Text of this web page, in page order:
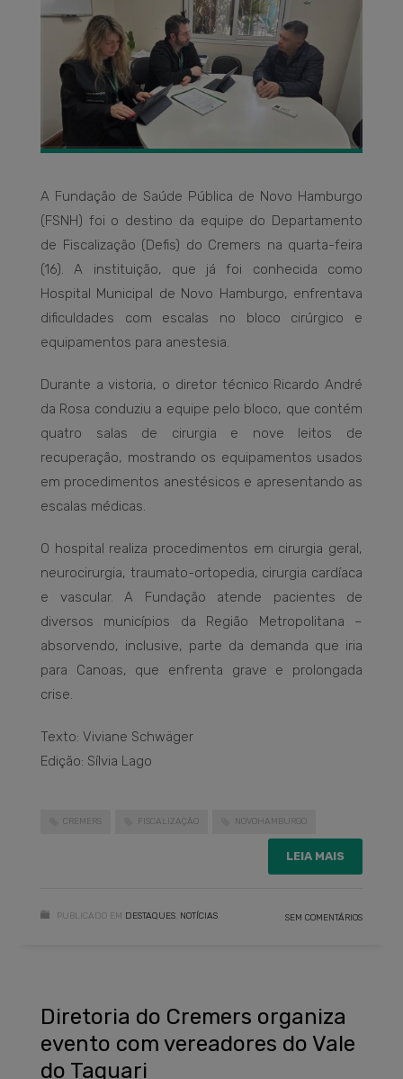
A Fundação de Saúde Pública de Novo Hamburgo
(FSNH) foi o destino da equipe do Departamento
de Fiscalização (Defis) do Cremers na quarta-feira
(16). A instituição, que já foi conhecida como
Hospital Municipal de Novo Hamburgo, enfrentava
dificuldades com escalas no bloco cirúrgico e
equipamentos para anestesia.
Durante a vistoria, o diretor técnico Ricardo André
da Rosa conduziu a equipe pelo bloco, que contém
quatro salas de cirurgia e nove leitos de
recuperação, mostrando os equipamentos usados
em procedimentos anestésicos e apresentando as
escalas médicas.
O hospital realiza procedimentos em cirurgia geral,
neurocirurgia, traumato-ortopedia, cirurgia cardíaca
e vascular. A Fundação atende pacientes de
diversos municípios da Região Metropolitana –
absorvendo, inclusive, parte da demanda que iria
para Canoas, que enfrenta grave e prolongada
crise.
Texto: Viviane Schwäger
Edição: Sílvia Lago
CREMERS FISCALIZAÇÃO NOVOHAMBURGO
LEIA MAIS
PUBLICADO EM DESTAQUES NOTÍCIAS SEM COMENTÁRIOS
Diretoria do Cremers organiza
evento com vereadores do Vale
do Taquari